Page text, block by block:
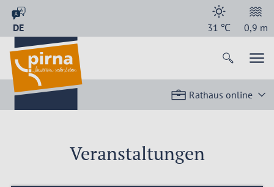
DE 31 ℃ 0,9 m
Rathaus online
Veranstaltungen